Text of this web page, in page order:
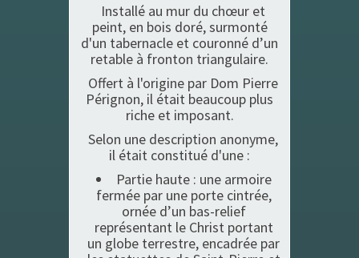
Installé au mur du chœur et
peint, en bois doré, surmonté
d'un tabernacle et couronné d’un
retable à fronton triangulaire.
Offert à l'origine par Dom Pierre
Pérignon, il était beaucoup plus
riche et imposant.
Selon une description anonyme,
il était constitué d'une :
Partie haute : une armoire
fermée par une porte cintrée,
ornée d’un bas-relief
représentant le Christ portant
un globe terrestre, encadrée par